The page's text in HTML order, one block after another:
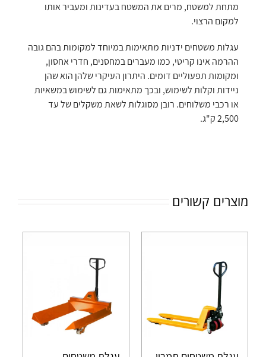
מתחת למשטח, מרים את המשטח בעדינות ומעביר אותו
למקום הרצוי.
עגלות משטחים ידניות מתאימות במיוחד למקומות בהם גובה
ההרמה אינו קריטי, כמו מעברים במחסנים, חדרי אחסון,
ומקומות תפעוליים דומים. היתרון העיקרי שלהן הוא שהן
ניידות וקלות לשימוש, ובכך מתאימות גם לשימוש במשאיות
או רכבי משלוחים. רובן מסוגלות לשאת משקלים של עד
2,500 ק"ג.
מוצרים קשורים